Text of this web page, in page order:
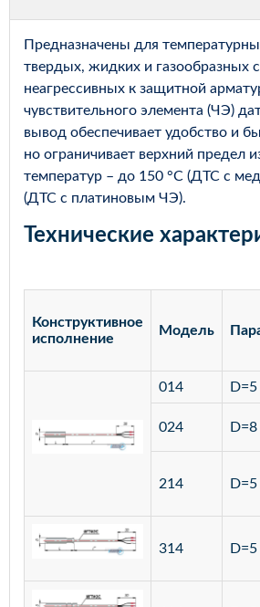
Предназначены для
твердых, жидких и газообразных
неагрессивных к защитной
чувствительного элемента (ЧЭ)
вывод обеспечивает удобство и
но ограничивает верхний предел
температур – до 150 °С (ДТС с
(ДТС с платиновым ЧЭ).
Технические
Конструктивное
исполнение
Модель
014
024
214
314